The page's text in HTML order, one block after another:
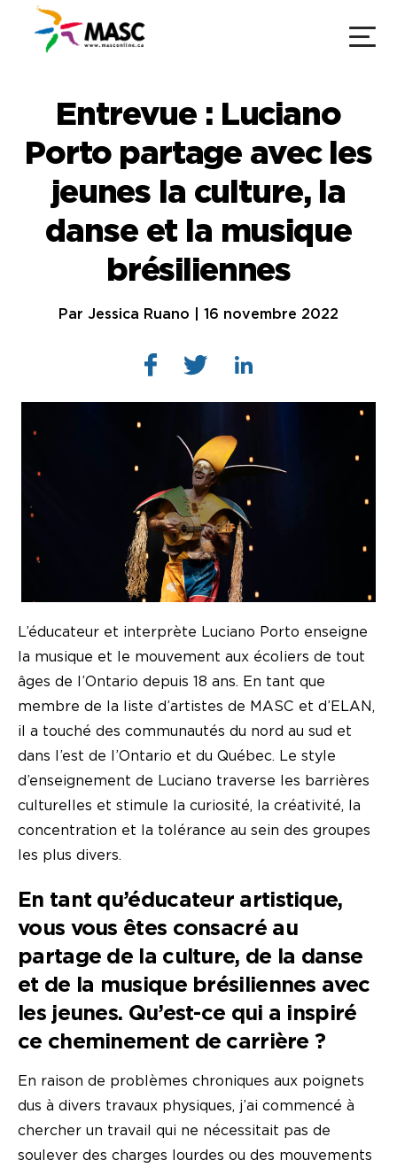
Entrevue : Luciano
Porto partage avec les
jeunes la culture, la
danse et la musique
brésiliennes
Par Jessica Ruano | 16 novembre 2022
L’éducateur et interprète Luciano Porto enseigne
la musique et le mouvement aux écoliers de tout
âges de l’Ontario depuis 18 ans. En tant que
membre de la liste d’artistes de MASC et d’ELAN,
il a touché des communautés du nord au sud et
dans l’est de l’Ontario et du Québec. Le style
d’enseignement de Luciano traverse les barrières
culturelles et stimule la curiosité, la créativité, la
concentration et la tolérance au sein des groupes
les plus divers.
En tant qu’éducateur artistique,
vous vous êtes consacré au
partage de la culture, de la danse
et de la musique brésiliennes avec
les jeunes. Qu’est-ce qui a inspiré
ce cheminement de carrière ?
En raison de problèmes chroniques aux poignets
dus à divers travaux physiques, j’ai commencé à
chercher un travail qui ne nécessitait pas de
soulever des charges lourdes ou des mouvements